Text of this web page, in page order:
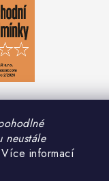
neustále
Více informací
vyhrazena. Upravit